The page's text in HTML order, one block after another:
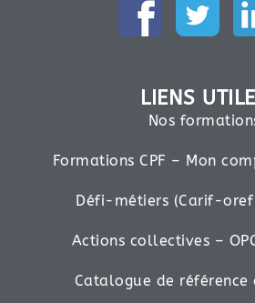
LIENS
Nos
Formations CPF – Mon
Défi-métiers (Carif-
Actions collectives –
Catalogue de référence